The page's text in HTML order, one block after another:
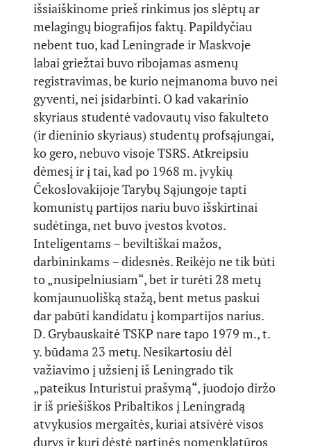
išsiaiškinome prieš rinkimus jos slėptų ar
melagingų biografijos faktų. Papildyčiau
nebent tuo, kad Leningrade ir Maskvoje
labai griežtai buvo ribojamas asmenų
registravimas, be kurio neįmanoma buvo nei
gyventi, nei įsidarbinti. O kad vakarinio
skyriaus studentė vadovautų viso fakulteto
(ir dieninio skyriaus) studentų profsąjungai,
ko gero, nebuvo visoje TSRS. Atkreipsiu
dėmesį ir į tai, kad po 1968 m. įvykių
Čekoslovakijoje Tarybų Sąjungoje tapti
komunistų partijos nariu buvo išskirtinai
sudėtinga, net buvo įvestos kvotos.
Inteligentams – beviltiškai mažos,
darbininkams – didesnės. Reikėjo ne tik būti
to „nusipelniusiam“, bet ir turėti 28 metų
komjaunuolišką stažą, bent metus paskui
dar pabūti kandidatu į kompartijos narius.
D. Grybauskaitė TSKP nare tapo 1979 m., t.
y. būdama 23 metų. Nesikartosiu dėl
važiavimo į užsienį iš Leningrado tik
„pateikus Inturistui prašymą“, juodojo diržo
ir iš priešiškos Pribaltikos į Leningradą
atvykusios mergaitės, kuriai atsivėrė visos
durys ir kuri dėstė partinės nomenklatūros